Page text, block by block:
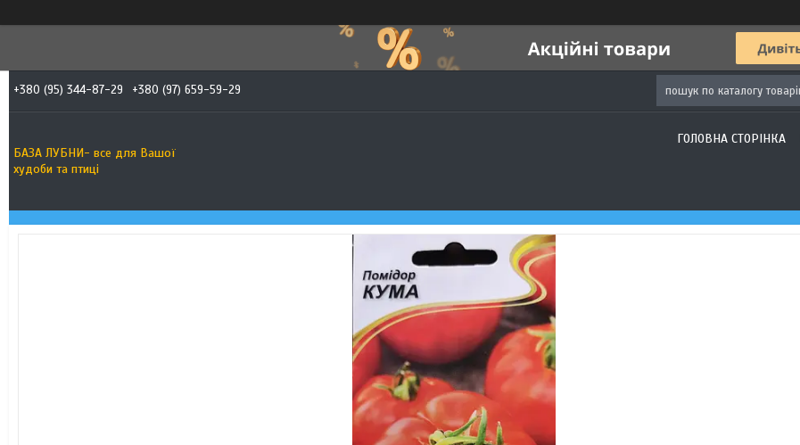
+380 (95) 344-87-29 +380 (97) 659-59-29
БАЗА ЛУБНИ- все для Вашої
худоби та птиці
ГОЛОВНА СТОРІНКА